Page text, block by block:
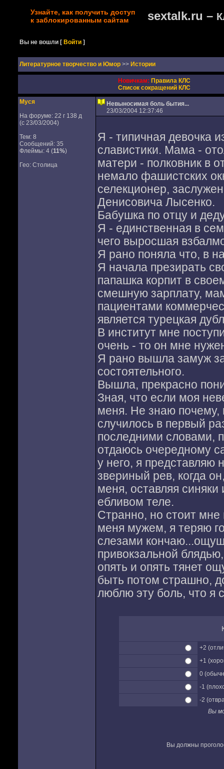
Узнайте, как получить доступ
к заблокированным сайтам
sextalk.ru –
Вы не вошли [Войти ]
Литературное творчество и Юмор >> Истории
Новичкам: Правила КЛС
Список сокращений КЛС
Муся
На форуме: 22 г 138 д
(с 23/03/2004)
Тем: 8
Сообщений: 35
Флеймы: 4 (11%)
Гео: Столица
Невыносимая боль бытия...
23/03/2004 12:37:46
Я - типичная девочка
славистики. Мама -
матери - полковник в
немало фашистских
селекционер,
Денисовича Лысенко.
Бабушка по отцу и
Я - единственная в
чего выросшая
Я рано поняла что, в
Я начала презирать
папашка корпит в
смешную зарплату,
пациентами
является турецкая
В институт мне
очень - то он мне
Я рано вышла замуж
состоятельного.
Вышла, прекрасно
Зная, что если моя
меня. Не знаю почему,
случилось в первый
последними словами,
отдаюсь очередному
у него, я представляю
звериный рев, когда
меня, оставляя
ебливом теле.
Странно, но стоит
меня мужем, я теряю
слезами
привокзальной
опять и опять тянет
быть потом страшно,
люблю эту боль, что я
+2
+1
0
-1
-2
Вы
Вы должны